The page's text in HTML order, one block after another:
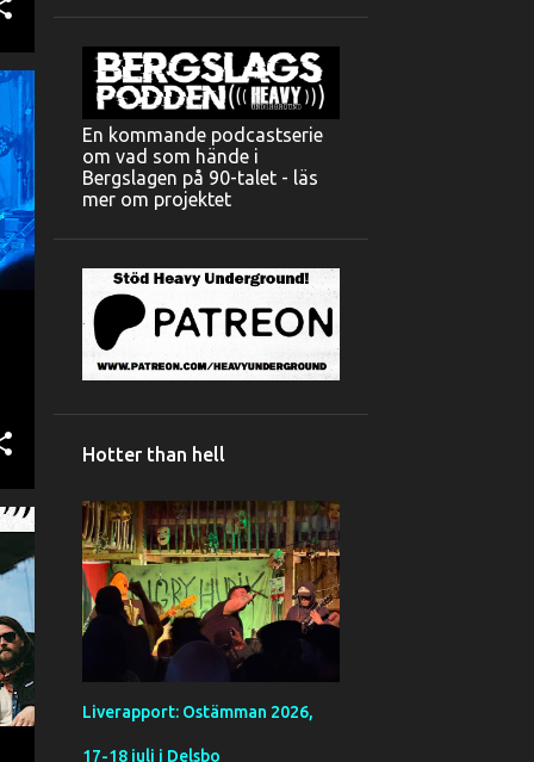
En kommande podcastserie
om vad som hände i
Bergslagen på 90-talet - läs
mer om projektet
Hotter than hell
Liverapport: Ostämman 2026,
17-18 juli i Delsbo